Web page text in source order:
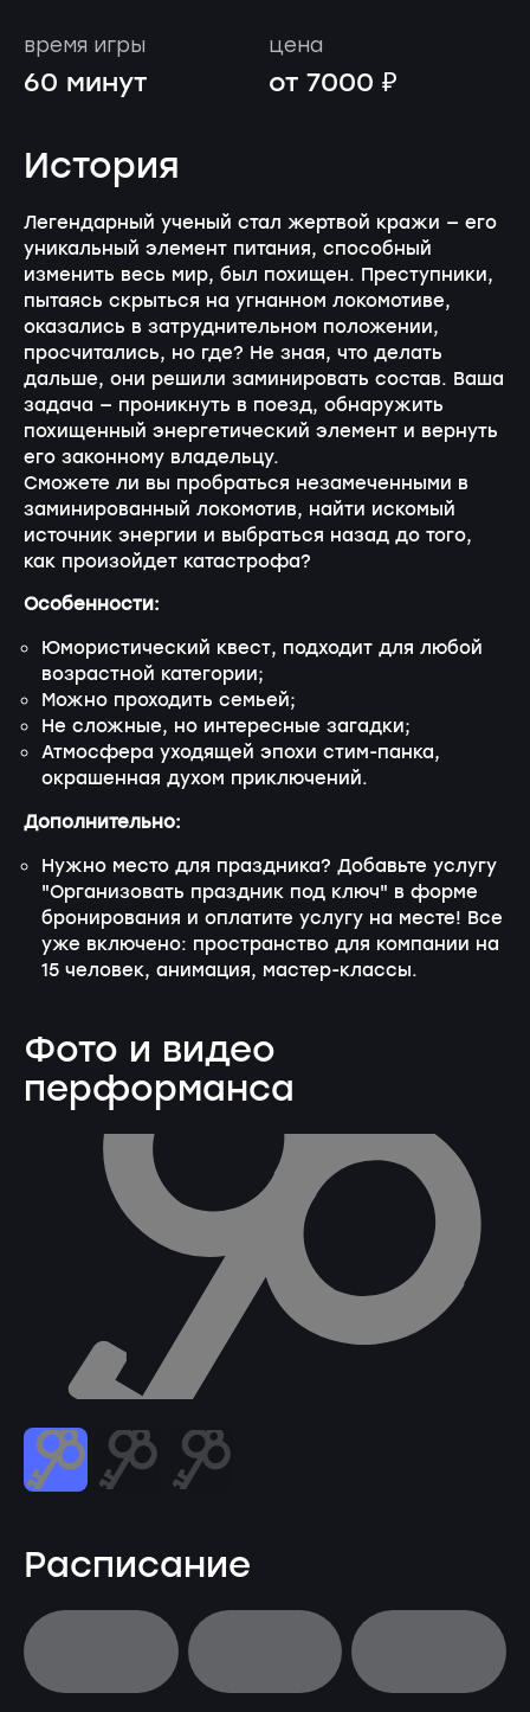
время игры
60 минут
цена
от 7000 ₽
История
Легендарный ученый стал жертвой кражи — его
уникальный элемент питания, способный
изменить весь мир, был похищен. Преступники,
пытаясь скрыться на угнанном локомотиве,
оказались в затруднительном положении,
просчитались, но где? Не зная, что делать
дальше, они решили заминировать состав. Ваша
задача — проникнуть в поезд, обнаружить
похищенный энергетический элемент и вернуть
его законному владельцу.
Сможете ли вы пробраться незамеченными в
заминированный локомотив, найти искомый
источник энергии и выбраться назад до того,
как произойдет катастрофа?
Особенности:
Юмористический квест, подходит для любой
возрастной категории;
Можно проходить семьей;
Не сложные, но интересные загадки;
Атмосфера уходящей эпохи стим-панка,
окрашенная духом приключений.
Дополнительно:
Нужно место для праздника? Добавьте услугу
"Организовать праздник под ключ" в форме
бронирования и оплатите услугу на месте! Все
уже включено: пространство для компании на
15 человек, анимация, мастер-классы.
Фото и видео
перформанса
Расписание